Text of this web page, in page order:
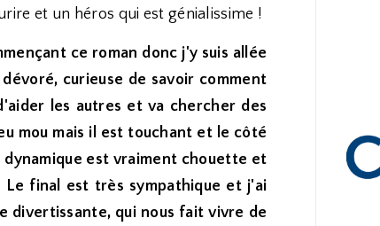
et un héros qui est génialissime !
ce roman donc j'y suis allée
curieuse de savoir comment
les autres et va chercher des
mou mais il est touchant et le côté
est vraiment chouette et
Le final est très sympathique et j'ai
divertissante, qui nous fait vivre de